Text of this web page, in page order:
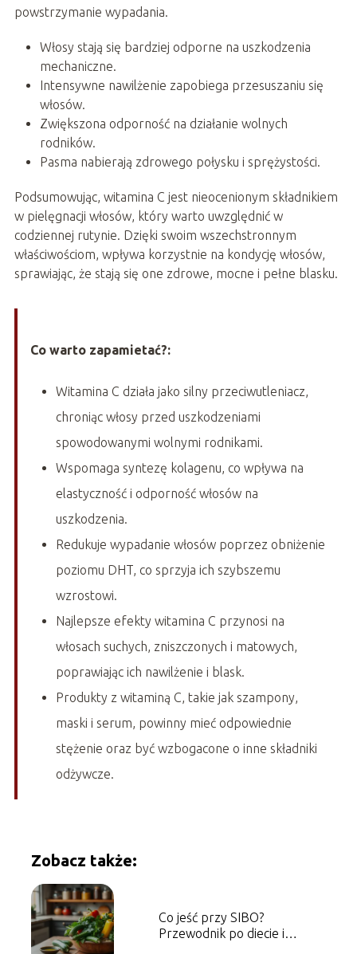
powstrzymanie wypadania.
Włosy stają się bardziej odporne na uszkodzenia
mechaniczne.
Intensywne nawilżenie zapobiega przesuszaniu się
włosów.
Zwiększona odporność na działanie wolnych
rodników.
Pasma nabierają zdrowego połysku i sprężystości.
Podsumowując, witamina C jest nieocenionym składnikiem
w pielęgnacji włosów, który warto uwzględnić w
codziennej rutynie. Dzięki swoim wszechstronnym
właściwościom, wpływa korzystnie na kondycję włosów,
sprawiając, że stają się one zdrowe, mocne i pełne blasku.
Co warto zapamietać?:
Witamina C działa jako silny przeciwutleniacz,
chroniąc włosy przed uszkodzeniami
spowodowanymi wolnymi rodnikami.
Wspomaga syntezę kolagenu, co wpływa na
elastyczność i odporność włosów na
uszkodzenia.
Redukuje wypadanie włosów poprzez obniżenie
poziomu DHT, co sprzyja ich szybszemu
wzrostowi.
Najlepsze efekty witamina C przynosi na
włosach suchych, zniszczonych i matowych,
poprawiając ich nawilżenie i blask.
Produkty z witaminą C, takie jak szampony,
maski i serum, powinny mieć odpowiednie
stężenie oraz być wzbogacone o inne składniki
odżywcze.
Zobacz także:
Co jeść przy SIBO?
Przewodnik po diecie i